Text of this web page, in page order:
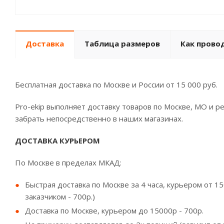
Доставка Таблица размеров Как
Бесплатная доставка по Москве и России от 15 000 руб.
Pro-ekip выполняет доставку товаров по Москве, МО и
забрать непосредственно в наших магазинах.
ДОСТАВКА КУРЬЕРОМ
По Москве в пределах МКАД:
Быстрая доставка по Москве за 4 часа, курьером от
заказчиком - 700р.)
Доставка по Москве, курьером до 15000р - 700р.